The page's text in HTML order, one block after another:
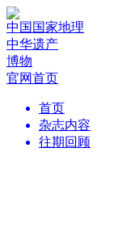
中国国家地理
中华遗产
博物
官网首页
首页
杂志内容
往期回顾